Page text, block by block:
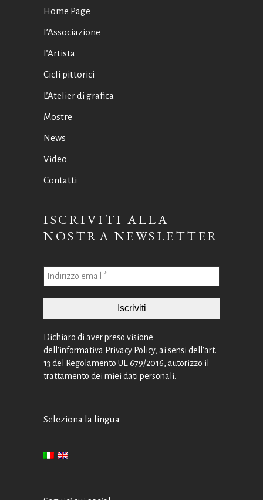
Home Page
L’Associazione
L’Artista
Cicli pittorici
L’Atelier di grafica
Mostre
News
Video
Contatti
ISCRIVITI ALLA
NOSTRA NEWSLETTER
Dichiaro di aver preso visione
dell'informativa Privacy Policy, ai sensi dell'art.
13 del Regolamento UE 679/2016, autorizzo il
trattamento dei miei dati personali.
Seleziona la lingua